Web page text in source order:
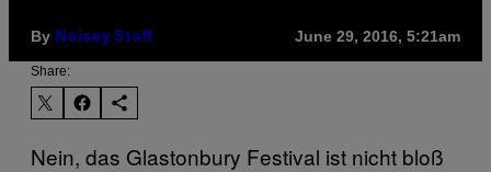
By Noisey Staff June 29, 2016, 5:21am
Share:
Nein, das Glastonbury Festival ist nicht bloß